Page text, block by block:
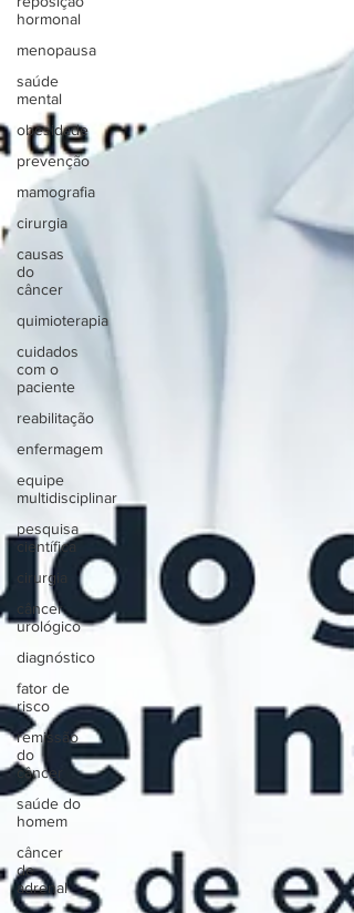
hormonal
menopausa
saúde
mental
obesidade
prevenção
mamografia
cirurgia
causas
do
câncer
quimioterapia
cuidados
com o
paciente
reabilitação
enfermagem
equipe
multidisciplinar
pesquisa
científica
cirurgia
câncer
urológico
diagnóstico
fator de
risco
remissão
do
câncer
saúde do
homem
câncer
de
adrenal